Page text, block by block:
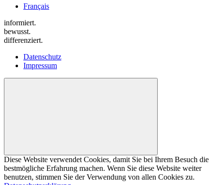
Français
informiert.
bewusst.
differenziert.
Datenschutz
Impressum
Diese Website verwendet Cookies, damit Sie bei Ihrem Besuch die
bestmögliche Erfahrung machen. Wenn Sie diese Website weiter
benutzen, stimmen Sie der Verwendung von allen Cookies zu.